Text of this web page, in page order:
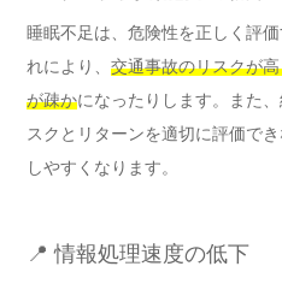
睡眠不足は、危険性を正しく評
れにより、 交通事故のリスクが
が疎かになったりします。また
スクとリターンを適切に評価で
しやすくなります。
📍 情報処理速度の低下